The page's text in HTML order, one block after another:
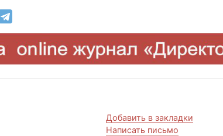
Добавить в закладки
Написать письмо